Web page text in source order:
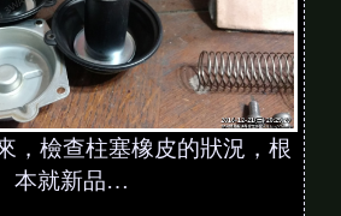
，檢查柱塞橡皮的狀況，根
本就新品…